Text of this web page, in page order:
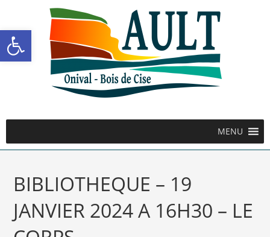
Ouvrir la barre d’outils
MENU
BIBLIOTHEQUE – 19
JANVIER 2024 A 16H30 – LE